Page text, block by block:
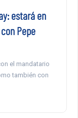
estará en
Pepe
el mandatario
también con